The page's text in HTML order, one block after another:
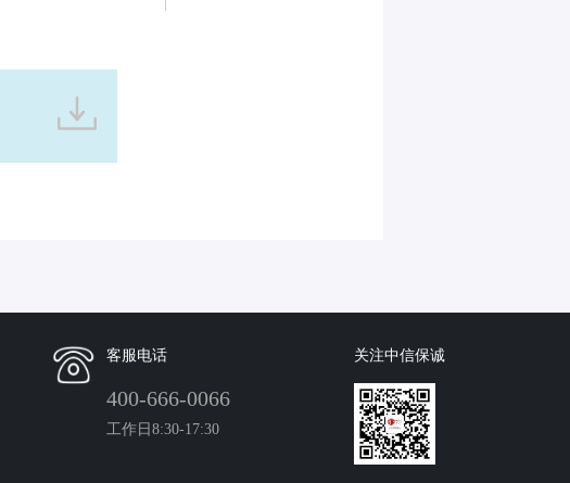
客服电话
400-666-0066
工作日8:30-17:30
关注中信保诚